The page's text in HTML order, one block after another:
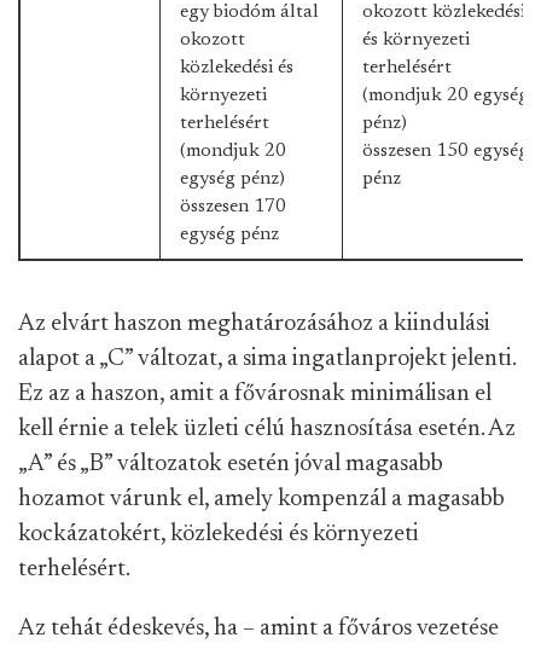
egy biodóm által
okozott
közlekedési és
környezeti
terhelésért
(mondjuk 20
egység pénz)
összesen 170
egység pénz
okozott közlekedési
és környezeti
terhelésért
(mondjuk 20 egység
pénz)
összesen 150 egység
pénz
Az elvárt haszon meghatározásához a kiindulási
alapot a „C” változat, a sima ingatlanprojekt jelenti.
Ez az a haszon, amit a fővárosnak minimálisan el
kell érnie a telek üzleti célú hasznosítása esetén. Az
„A” és „B” változatok esetén jóval magasabb
hozamot várunk el, amely kompenzál a magasabb
kockázatokért, közlekedési és környezeti
terhelésért.
Az tehát édeskevés, ha – amint a főváros vezetése